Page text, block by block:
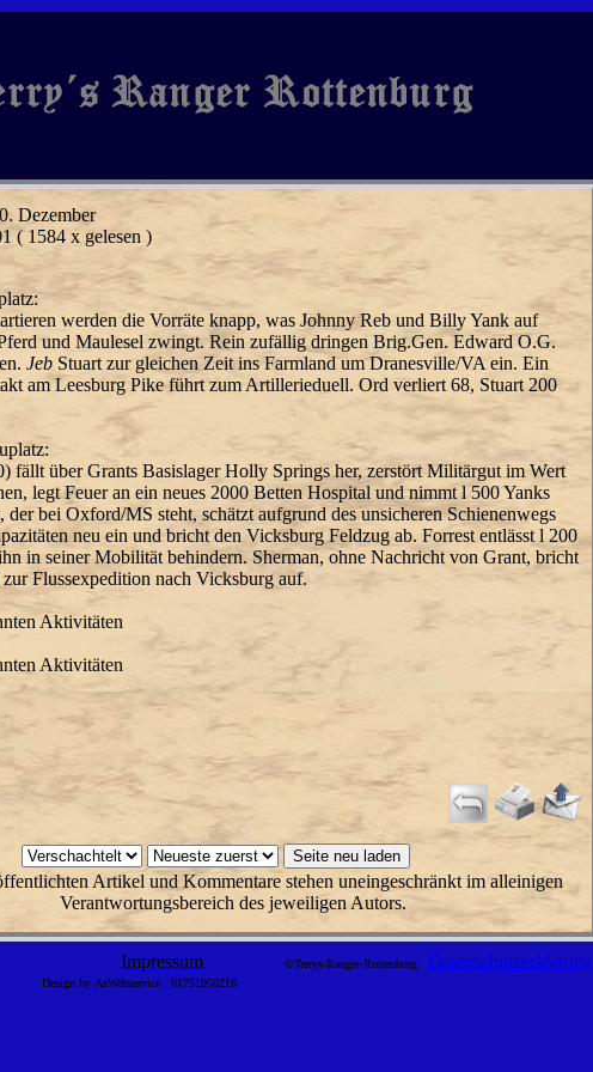
Dezember
( 1584 x gelesen )
werden die Vorräte knapp, was Johnny Reb und Billy Yank auf
und Maulesel zwingt. Rein zufällig dringen Brig.Gen. Edward O.G.
Jeb Stuart zur gleichen Zeit ins Farmland um Dranesville/VA ein. Ein
am Leesburg Pike führt zum Artillerieduell. Ord verliert 68, Stuart 200
fällt über Grants Basislager Holly Springs her, zerstört Militärgut im Wert
legt Feuer an ein neues 2000 Betten Hospital und nimmt l 500 Yanks
der bei Oxford/MS steht, schätzt aufgrund des unsicheren Schienenwegs
neu ein und bricht den Vicksburg Feldzug ab. Forrest entlässt l 200
in seiner Mobilität behindern. Sherman, ohne Nachricht von Grant, bricht
Flussexpedition nach Vicksburg auf.
Aktivitäten
Aktivitäten
Artikel und Kommentare stehen uneingeschränkt im alleinigen
Verantwortungsbereich des jeweiligen Autors.
Impressum ©Terrys-Ranger-Rottenburg Datenschutzerklärung
Design by AsWebservice 01751950216